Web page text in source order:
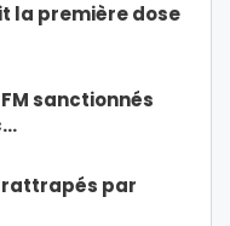
la première dose
sanctionnés
rattrapés par